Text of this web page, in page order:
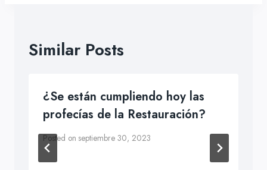
Similar Posts
¿Se están cumpliendo hoy las
profecías de la Restauración?
Posted on septiembre 30, 2023